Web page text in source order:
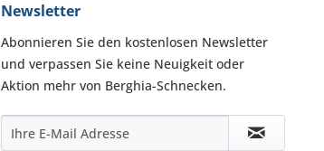
Newsletter
Abonnieren Sie den kostenlosen Newsletter
und verpassen Sie keine Neuigkeit oder
Aktion mehr von Berghia-Schnecken.